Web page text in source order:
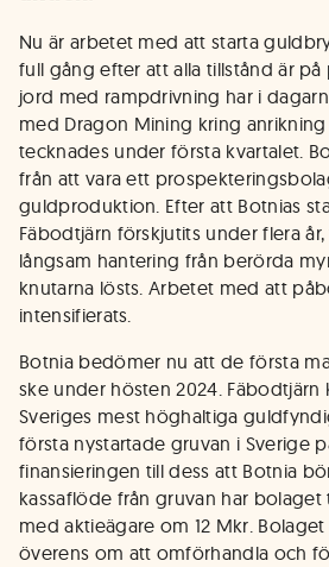
Nu är arbetet med att starta
full gång efter att alla tillstånd är
jord med rampdrivning har i
med Dragon Mining kring
tecknades under första kvartalet.
från att vara ett
guldproduktion. Efter att Botnias
Fäbodtjärn förskjutits under flera
långsam hantering från berörda
knutarna lösts. Arbetet med att
intensifierats.
Botnia bedömer nu att de första
ske under hösten 2024. Fäbodtjärn
Sveriges mest höghaltiga
första nystartade gruvan i Sverige
finansieringen till dess att Botnia
kassaflöde från gruvan har
med aktieägare om 12 Mkr.
överens om att omförhandla och